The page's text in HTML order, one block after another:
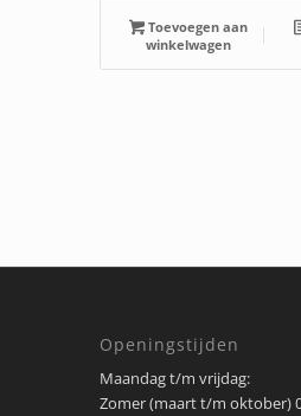
Toevoegen aan
winkelwagen
Openingstijden
Maandag t/m vrijdag:
Zomer (maart t/m oktober)